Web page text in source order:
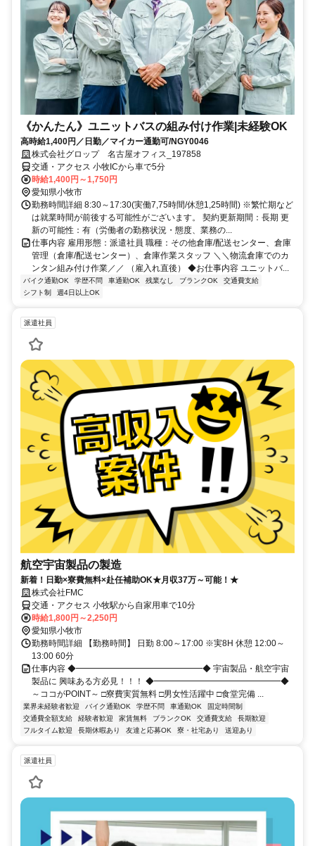
《かんたん》ユニットバスの組み付け作業|未経験OK
高時給1,400円／日勤／マイカー通勤可/NGY0046
株式会社グロップ 名古屋オフィス_197858
交通・アクセス 小牧ICから車で5分
時給1,400円～1,750円
愛知県小牧市
勤務時間詳細 8:30～17:30(実働7,75時間/休憩1,25時間) ※繁忙期など
は就業時間が前後する可能性がございます。 契約更新期間：長期 更
新の可能性：有（労働者の勤務状況・態度、業務の...
仕事内容 雇用形態：派遣社員 職種：その他倉庫/配送センター、倉庫
管理（倉庫/配送センター）、倉庫作業スタッフ ＼＼物流倉庫でのカ
ンタン組み付け作業／／ （雇入れ直後） ◆お仕事内容 ユニットバ...
バイク通勤OK 学歴不問 車通勤OK 残業なし ブランクOK
交通費支給
シフト制
週4日以上OK
派遣社員
航空宇宙製品の製造
新着！日勤×寮費無料×赴任補助OK★月収37万～可能！★
株式会社FMC
交通・アクセス 小牧駅から自家用車で10分
時給1,800円～2,250円
愛知県小牧市
勤務時間詳細 【勤務時間】 日勤 8:00～17:00 ※実8H 休憩 12:00～
13:00 60分
仕事内容 ◆━━━━━━━━━━━━━━━◆ 宇宙製品・航空宇宙
製品に 興味ある方必見！！！ ◆━━━━━━━━━━━━━━━◆
～ココがPOINT～ □寮費実質無料 □男女性活躍中 □食堂完備 ...
業界未経験者歓迎 バイク通勤OK 学歴不問 車通勤OK
固定時間制
交通費全額支給
経験者歓迎 家賃無料 ブランクOK 交通費支給
長期歓迎
フルタイム歓迎
長期休暇あり 友達と応募OK 寮・社宅あり 送迎あり
派遣社員